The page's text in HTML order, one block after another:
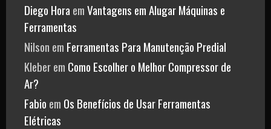
Diego Hora emVantagens em Alugar Máquinas e
Ferramentas
Nilson em Ferramentas Para Manutenção Predial
Kleberem Como Escolher o Melhor Compressor de
Ar?
Fabio em Os Benefícios de Usar Ferramentas
Elétricas